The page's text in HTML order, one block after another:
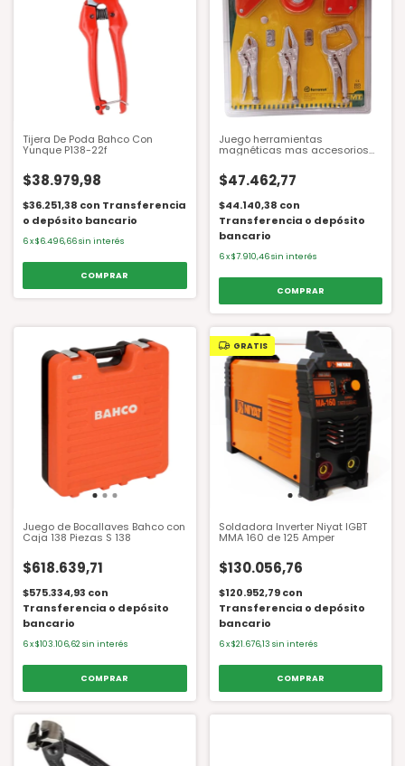
Tijera De Poda Bahco Con
Yunque P138-22f
$38.979,98
$36.251,38 con Transferencia
o depósito bancario
6x$6.496,66sin interés
Juego herramientas
magnéticas mas accesorios
$47.462,77
$44.140,38 con
Transferencia o depósito
bancario
6 x$7.910,46 sin interés
Juego de Bocallaves Bahco con
Caja 138 Piezas S 138
$618.639,71
$575.334,93 con
Transferencia o depósito
bancario
6x$103.106,62 sin interés
GRATIS
Soldadora Inverter Niyat IGBT
MMA 160 de 125 Amper
$130.056,76
$120.952,79con
Transferencia o depósito
bancario
6 x$21.676,13 sin interés